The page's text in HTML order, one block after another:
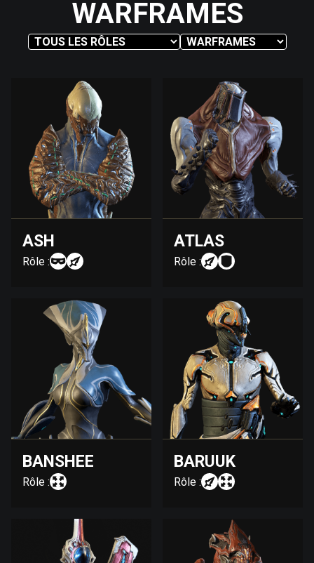
WARFRAMES
ASH
Rôle :
ATLAS
Rôle :
BANSHEE
Rôle :
BARUUK
Rôle :